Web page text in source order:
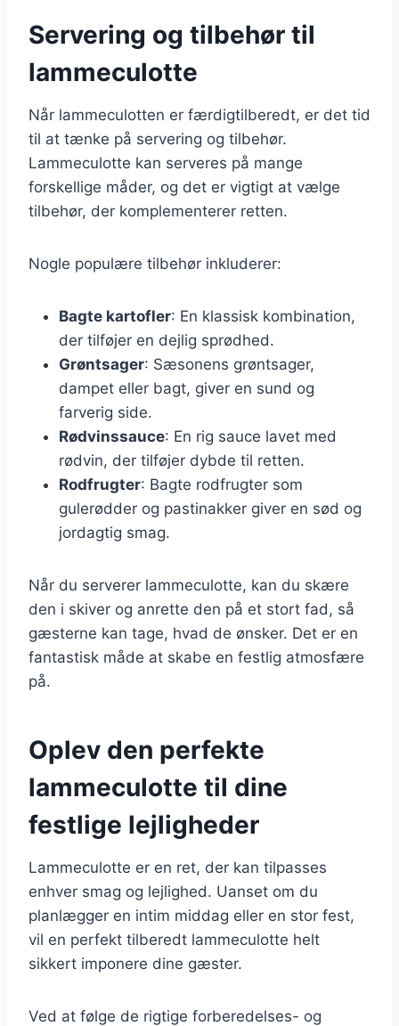
Servering og tilbehør til
lammeculotte
Når lammeculotten er færdigtilberedt, er det tid
til at tænke på servering og tilbehør.
Lammeculotte kan serveres på mange
forskellige måder, og det er vigtigt at vælge
tilbehør, der komplementerer retten.
Nogle populære tilbehør inkluderer:
Bagte kartofler: En klassisk kombination,
der tilføjer en dejlig sprødhed.
Grøntsager: Sæsonens grøntsager,
dampet eller bagt, giver en sund og
farverig side.
Rødvinssauce: En rig sauce lavet med
rødvin, der tilføjer dybde til retten.
Rodfrugter: Bagte rodfrugter som
gulerødder og pastinakker giver en sød og
jordagtig smag.
Når du serverer lammeculotte, kan du skære
den i skiver og anrette den på et stort fad, så
gæsterne kan tage, hvad de ønsker. Det er en
fantastisk måde at skabe en festlig atmosfære
på.
Oplev den perfekte
lammeculotte til dine
festlige lejligheder
Lammeculotte er en ret, der kan tilpasses
enhver smag og lejlighed. Uanset om du
planlægger en intim middag eller en stor fest,
vil en perfekt tilberedt lammeculotte helt
sikkert imponere dine gæster.
Ved at følge de rigtige forberedelses- og